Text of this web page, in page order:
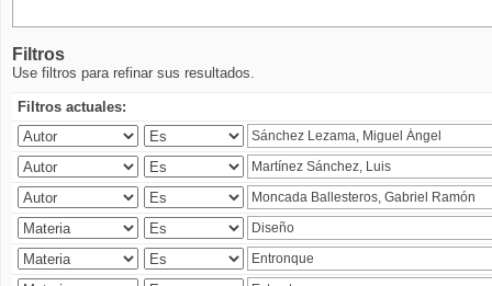
Filtros
Use filtros para refinar sus resultados.
Filtros actuales: